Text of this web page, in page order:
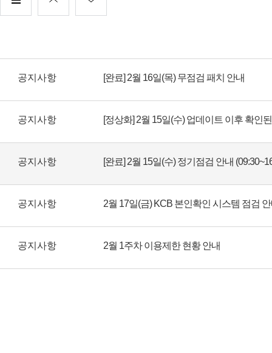
공지사항 [완료] 2월 16일(목) 무점검 패치 안내
공지사항
공지사항 [완료] 2월 15일(수) 정기점검 안내
공지사항 2월 17일(금) KCB 본인확인 시스템 점검
공지사항 2월 1주차 이용제한 현황 안내